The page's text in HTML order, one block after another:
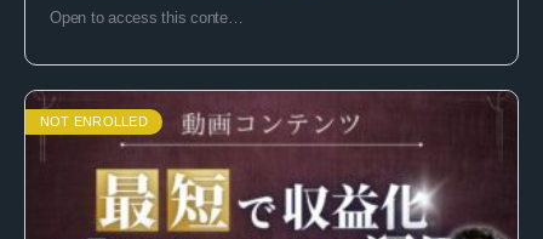
Open to access this conte…
NOT ENROLLED